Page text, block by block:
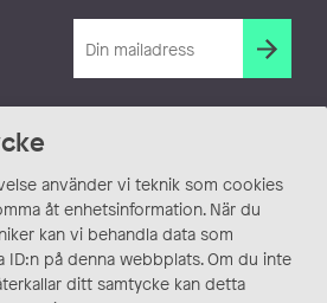
använder vi teknik som cookies
åt enhetsinformation. När du
kan vi behandla data som
på denna webbplats. Om du inte
ditt samtycke kan detta